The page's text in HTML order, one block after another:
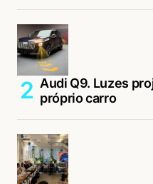
Audi Q9. Luzes
próprio carro